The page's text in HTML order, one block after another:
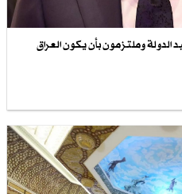
الدولة وملتزمون بأن يكون العراق